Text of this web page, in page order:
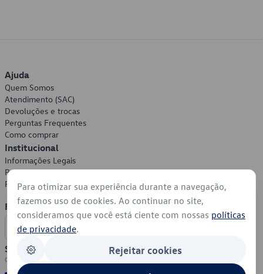
Ajuda
Quem Somos
Atendimento (SAC)
Devoluções e trocas
Perguntas Frequentes
Como comprar
Institucional
Informações Legais
Política de Privacidade
Política de Cookies
Formas de Pagamento
Segurança
Para otimizar sua experiência durante a navegação,
fazemos uso de cookies. Ao continuar no site,
consideramos que você está ciente com nossas políticas
de privacidade.
Rejeitar cookies